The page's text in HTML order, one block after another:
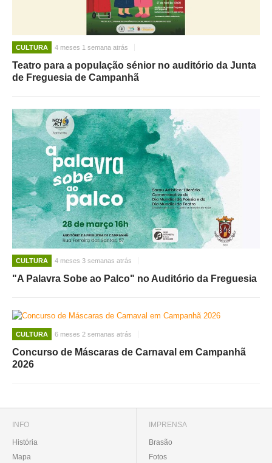
CULTURA 4 meses 1 semana atrás
Teatro para a população sénior no auditório da Junta
de Freguesia de Campanhã
CULTURA 4 meses 3 semanas atrás
"A Palavra Sobe ao Palco" no Auditório da Freguesia
CULTURA 6 meses 2 semanas atrás
Concurso de Máscaras de Carnaval em Campanhã
2026
INFO
História
Mapa
IMPRENSA
Brasão
Fotos